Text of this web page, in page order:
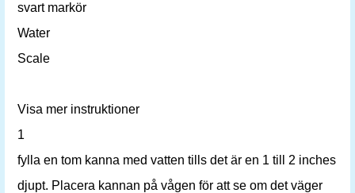
svart markör
Water
Scale
Visa mer instruktioner
1
fylla en tom kanna med vatten tills det är en 1 till 2 inches
djupt. Placera kannan på vågen för att se om det väger